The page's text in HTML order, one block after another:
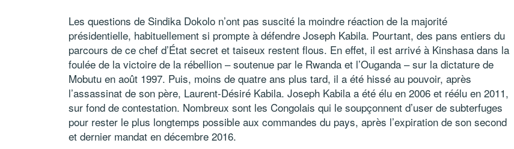
Les questions de Sindika Dokolo n’ont pas suscité la moindre réaction de la majorité
présidentielle, habituellement si prompte à défendre Joseph Kabila. Pourtant, des pans entiers du
parcours de ce chef d’État secret et taiseux restent flous. En effet, il est arrivé à Kinshasa dans la
foulée de la victoire de la rébellion – soutenue par le Rwanda et l’Ouganda – sur la dictature de
Mobutu en août 1997. Puis, moins de quatre ans plus tard, il a été hissé au pouvoir, après
l’assassinat de son père, Laurent-Désiré Kabila. Joseph Kabila a été élu en 2006 et réélu en 2011,
sur fond de contestation. Nombreux sont les Congolais qui le soupçonnent d’user de subterfuges
pour rester le plus longtemps possible aux commandes du pays, après l’expiration de son second
et dernier mandat en décembre 2016.